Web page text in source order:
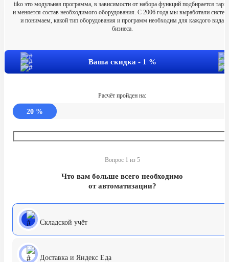
Расчёт пройден на:
20 %
Вопрос 1 из 5
Что вам больше всего необходимо
от автоматизации?
Складской учёт
Доставка и Яндекс Еда
Ваша скидка - 1 %
iiko это модульная программа, в зависимости от набора функций подбирается
и меняется состав необходимого оборудования. С 2006 года мы выработали
и понимаем, какой тип оборудования и программ необходим для каждого вида
бизнеса.